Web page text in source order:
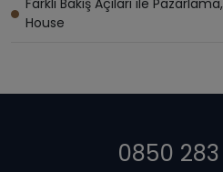
Farklı Bakış Açıları ile Pazarlama,
House
0850